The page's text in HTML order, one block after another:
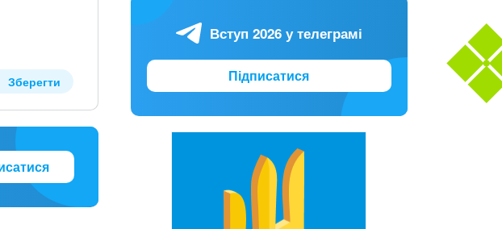
Зберегти
Вступ 2026 у телеграмі
Підписатися